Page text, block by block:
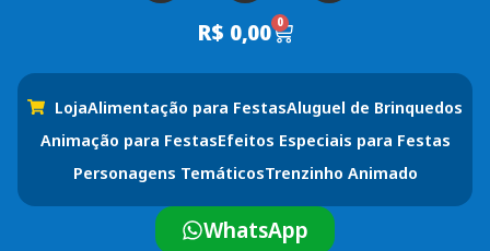
R$ 0,00 0
LojaAlimentação para FestasAluguel de Brinquedos
Animação para FestasEfeitos Especiais para Festas
Personagens TemáticosTrenzinho Animado
WhatsApp